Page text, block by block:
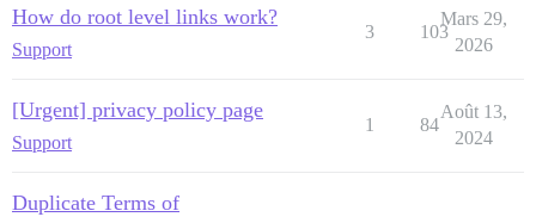
How do root level links work?
Support
3 103
Mars 29,
2026
[Urgent] privacy policy page
Support
1 84
Août 13,
2024
Duplicate Terms of